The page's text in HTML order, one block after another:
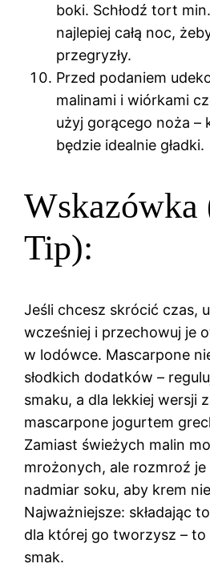
boki. Schłodź tort
najlepiej całą noc,
przegryzły.
Przed podaniem
malinami i wiórkami
użyj gorącego noża –
będzie idealnie gładki.
Wskazówka
Tip):
Jeśli chcesz skrócić czas,
wcześniej i przechowuj je
w lodówce. Mascarpone
słodkich dodatków –
smaku, a dla lekkiej wersji
mascarpone jogurtem
Zamiast świeżych malin
mrożonych, ale rozmroź
nadmiar soku, aby krem
Najważniejsze: składając
dla której go tworzysz – to
smak.